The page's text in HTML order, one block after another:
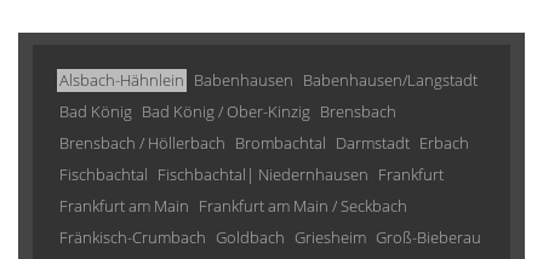
Alsbach-Hähnlein Babenhausen Babenhausen/Langstadt
Bad König Bad König / Ober-Kinzig Brensbach
Brensbach / Höllerbach Brombachtal Darmstadt Erbach
Fischbachtal Fischbachtal| Niedernhausen Frankfurt
Frankfurt am Main Frankfurt am Main / Seckbach
Fränkisch-Crumbach Goldbach Griesheim Groß-Bieberau